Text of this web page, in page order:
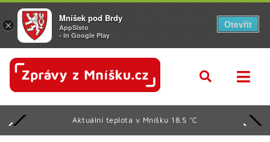
Aktuální teplota v Mníšku 18.5 °C
×
Mníšek pod Brdy
AppSisto
- In Google Play
Otevřít